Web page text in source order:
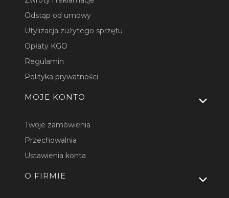
Odstąp od umowy
Utylizacja zużytego sprzętu
Opłaty KGO
Regulamin
Polityka prywatności
MOJE KONTO
Twoje zamówienia
Przechowalnia
Ustawienia konta
O FIRMIE